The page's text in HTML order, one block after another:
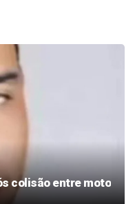
colisão entre moto